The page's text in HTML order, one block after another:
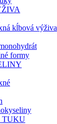
kĺbová výživa
formy
TUKU